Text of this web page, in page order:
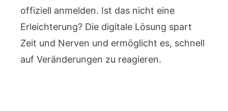
offiziell anmelden. Ist das nicht eine
Erleichterung? Die digitale Lösung spart
Zeit und Nerven und ermöglicht es, schnell
auf Veränderungen zu reagieren.